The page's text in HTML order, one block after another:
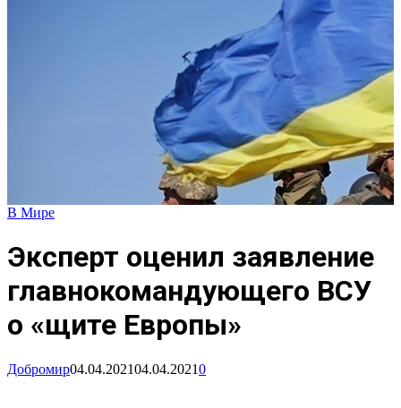
В Мире
Эксперт оценил заявление
главнокомандующего ВСУ
о «щите Европы»
Добромир04.04.202104.04.20210